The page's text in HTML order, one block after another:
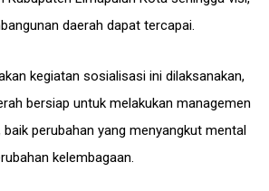
daerah dapat tercapai.
kegiatan sosialisasi ini dilaksanakan,
bersiap untuk melakukan managemen
perubahan yang menyangkut mental
kelembagaan.